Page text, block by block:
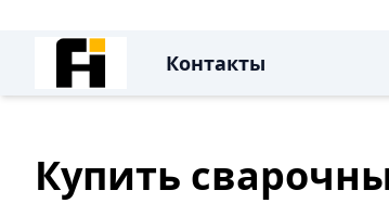
Контакты
Купить